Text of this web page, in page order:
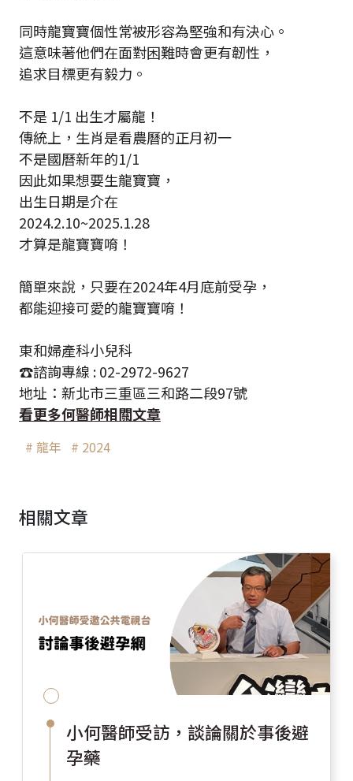
同時龍寶寶個性常被形容為堅強和有決心。
這意味著他們在面對困難時會更有韌性，
追求目標更有毅力。
不是 1/1 出生才屬龍！
傳統上，生肖是看農曆的正月初一
不是國曆新年的1/1
因此如果想要生龍寶寶，
出生日期是介在
2024.2.10~2025.1.28
才算是龍寶寶唷！
簡單來說，只要在2024年4月底前受孕，
都能迎接可愛的龍寶寶唷！
東和婦產科小兒科
☎️諮詢專線 : 02-2972-9627
地址：新北市三重區三和路二段97號
看更多何醫師相關文章
# 龍年 # 2024
相關文章
小何醫師受訪，談論關於事後避
孕藥